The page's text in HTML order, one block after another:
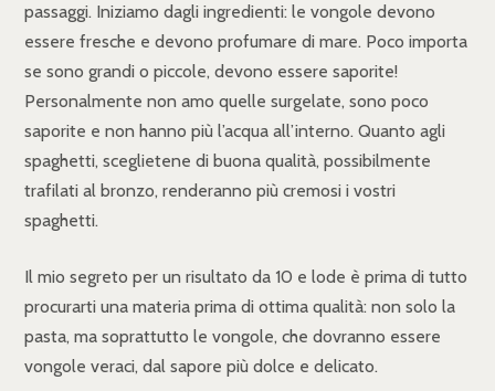
passaggi. Iniziamo dagli ingredienti: le vongole devono
essere fresche e devono profumare di mare. Poco importa
se sono grandi o piccole, devono essere saporite!
Personalmente non amo quelle surgelate, sono poco
saporite e non hanno più l’acqua all’interno. Quanto agli
spaghetti, sceglietene di buona qualità, possibilmente
trafilati al bronzo, renderanno più cremosi i vostri
spaghetti.
Il mio segreto per un risultato da 10 e lode è prima di tutto
procurarti una materia prima di ottima qualità: non solo la
pasta, ma soprattutto le vongole, che dovranno essere
vongole veraci, dal sapore più dolce e delicato.